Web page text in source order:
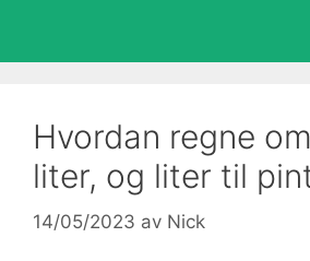
Hvordan regne
liter, og liter til
14/05/2023 av Nick